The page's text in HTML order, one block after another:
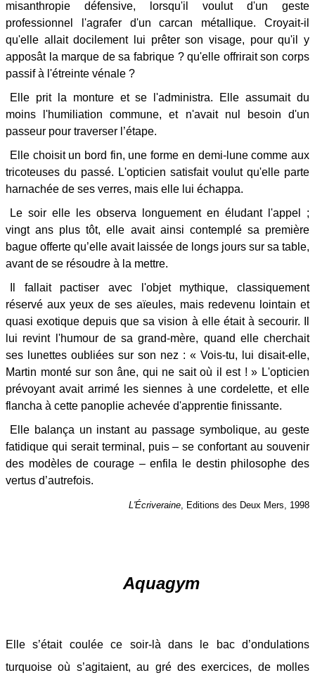
misanthropie défensive, lorsqu'il voulut d'un geste
professionnel l'agrafer d'un carcan métallique. Croyait-il
qu'elle allait docilement lui prêter son visage, pour qu'il y
apposât la marque de sa fabrique ? qu'elle offrirait son corps
passif à l'étreinte vénale ?
Elle prit la monture et se l'administra. Elle assumait du
moins l'humiliation commune, et n'avait nul besoin d'un
passeur pour traverser l’étape.
Elle choisit un bord fin, une forme en demi-lune comme aux
tricoteuses du passé. L'opticien satisfait voulut qu'elle parte
harnachée de ses verres, mais elle lui échappa.
Le soir elle les observa longuement en éludant l'appel ;
vingt ans plus tôt, elle avait ainsi contemplé sa première
bague offerte qu’elle avait laissée de longs jours sur sa table,
avant de se résoudre à la mettre.
Il fallait pactiser avec l'objet mythique, classiquement
réservé aux yeux de ses aïeules, mais redevenu lointain et
quasi exotique depuis que sa vision à elle était à secourir. Il
lui revint l'humour de sa grand-mère, quand elle cherchait
ses lunettes oubliées sur son nez : « Vois-tu, lui disait-elle,
Martin monté sur son âne, qui ne sait où il est ! » L'opticien
prévoyant avait arrimé les siennes à une cordelette, et elle
flancha à cette panoplie achevée d'apprentie finissante.
Elle balança un instant au passage symbolique, au geste
fatidique qui serait terminal, puis – se confortant au souvenir
des modèles de courage – enfila le destin philosophe des
vertus d’autrefois.
L'Écriveraine, Editions des Deux Mers, 1998
Aquagym
Elle s’était coulée ce soir-là dans le bac d’ondulations
turquoise où s’agitaient, au gré des exercices, de molles